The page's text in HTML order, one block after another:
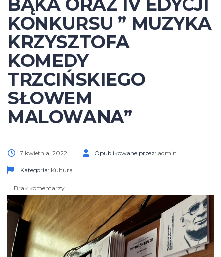
KONKURSU ” MUZYKA
KRZYSZTOFA
KOMEDY
TRZCIŃSKIEGO
SŁOWEM
MALOWANA”
7 kwietnia, 2022 Opublikowane przez: admin
Kategoria: Kultura
Brak komentarzy